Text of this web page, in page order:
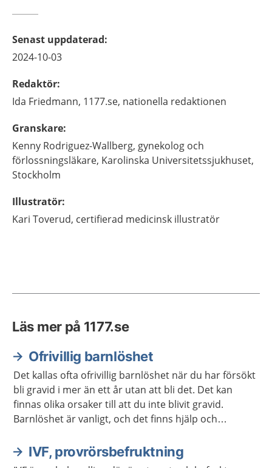
Senast uppdaterad:
2024-10-03
Redaktör:
Ida Friedmann, 1177.se, nationella redaktionen
Granskare:
Kenny Rodriguez-Wallberg, gynekolog och
förlossningsläkare, Karolinska Universitetssjukhuset,
Stockholm
Illustratör:
Kari Toverud, certifierad medicinsk illustratör
Läs mer på 1177.se
Ofrivillig barnlöshet
Det kallas ofta ofrivillig barnlöshet när du har försökt
bli gravid i mer än ett år utan att bli det. Det kan
finnas olika orsaker till att du inte blivit gravid.
Barnlöshet är vanligt, och det finns hjälp och
IVF, provrörsbefruktning